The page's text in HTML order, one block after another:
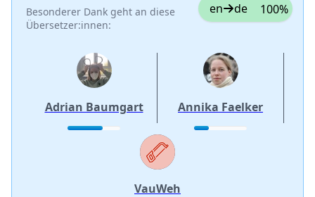
Besonderer Dank geht an diese
Übersetzer:innen:
en de 100%
Adrian Baumgart Annika Faelker
VauWeh